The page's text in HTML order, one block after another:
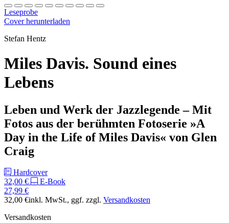
Leseprobe
Cover herunterladen
Stefan Hentz
Miles Davis. Sound eines
Lebens
Leben und Werk der Jazzlegende – Mit
Fotos aus der berühmten Fotoserie »A
Day in the Life of Miles Davis« von Glen
Craig
Hardcover
32,00 €
E-Book
27,99 €
32,00 €inkl. MwSt., ggf. zzgl. Versandkosten
Versandkosten